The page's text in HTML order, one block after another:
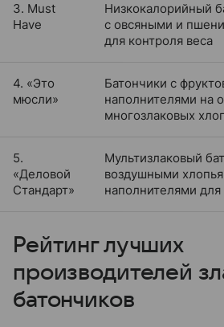
3. Must
Have
Низкокалорийный
с овсяными и
для контроля веса
4. «Это
мюсли»
Батончики с
наполнителями на
многозлаковых
5.
«Деловой
Стандарт»
Мультизлаковый
воздушными
наполнителями
Рейтинг лучших
производителей
батончиков